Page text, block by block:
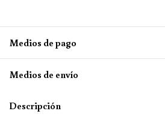
Medios de pago
Medios de envío
Descripción